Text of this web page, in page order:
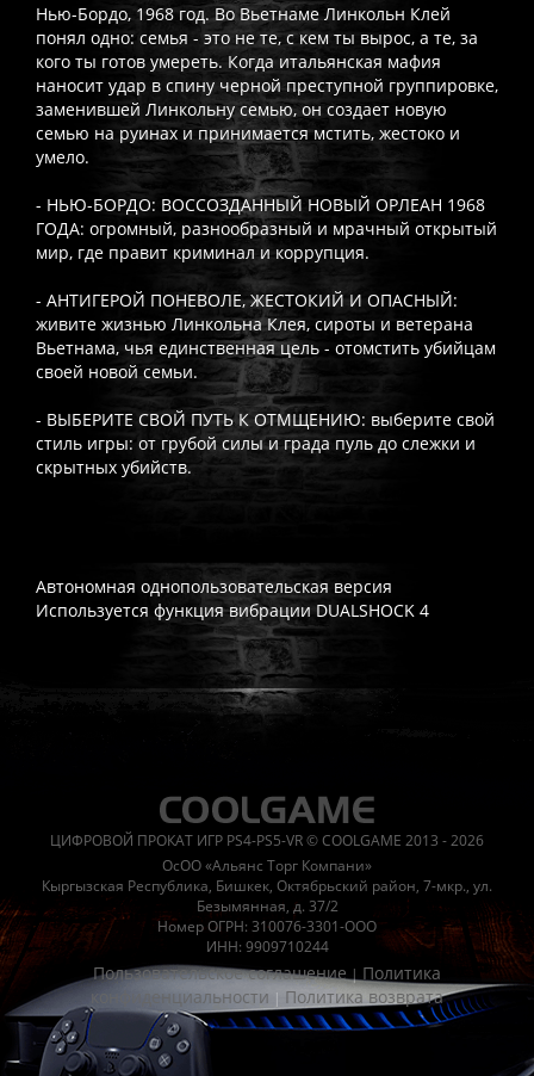
Нью-Бордо, 1968 год. Во Вьетнаме Линкольн Клей
понял одно: семья - это не те, с кем ты вырос, а те, за
кого ты готов умереть. Когда итальянская мафия
наносит удар в спину черной преступной группировке,
заменившей Линкольну семью, он создает новую
семью на руинах и принимается мстить, жестоко и
умело.
- НЬЮ-БОРДО: ВОССОЗДАННЫЙ НОВЫЙ ОРЛЕАН 1968
ГОДА: огромный, разнообразный и мрачный открытый
мир, где правит криминал и коррупция.
- АНТИГЕРОЙ ПОНЕВОЛЕ, ЖЕСТОКИЙ И ОПАСНЫЙ:
живите жизнью Линкольна Клея, сироты и ветерана
Вьетнама, чья единственная цель - отомстить убийцам
своей новой семьи.
- ВЫБЕРИТЕ СВОЙ ПУТЬ К ОТМЩЕНИЮ: выберите свой
стиль игры: от грубой силы и града пуль до слежки и
скрытных убийств.
Автономная однопользовательская версия
Используется функция вибрации DUALSHOCK 4
Часто спрашивают
Работает ли русский язык? Если локализация игры для
Что если игра не запускается?Свяжитесь с нашей
Есть ли поддержка после покупки?Да, наша поддержка
ЦИФРОВОЙ ПРОКАТ ИГР PS4-PS5-VR © COOLGAME 2013 - 2026
ОсОО «Альянс Торг Компани»
Кыргызская Республика, Бишкек, Октябрьский район, 7-мкр., ул.
Безымянная, д. 37/2
Номер ОГРН: 310076-3301-ООО
ИНН: 9909710244
Пользовательское соглашение| Политика
конфиденциальности | Политика возврата